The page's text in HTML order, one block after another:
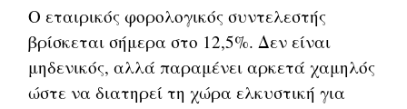
Ο εταιρικός φορολογικός συντελεστής
βρίσκεται σήμερα στο 12,5%. Δεν είναι
μηδενικός, αλλά παραμένει αρκετά χαμηλός
ώστε να διατηρεί τη χώρα ελκυστική για